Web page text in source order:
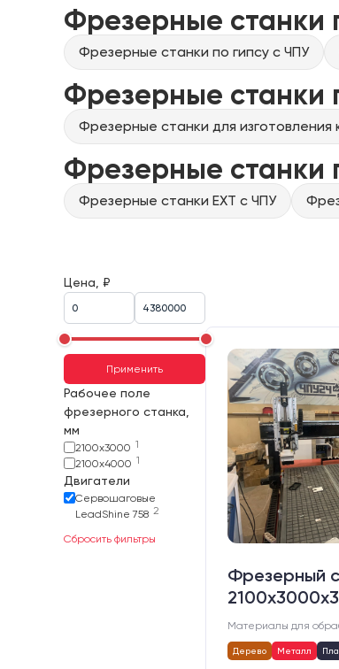
Фрезерные станки
Фрезерные станки по гипсу с ЧПУ
Фрезерные станки
Фрезерные станки для изготовления
Фрезерные станки
Фрезерные станки EXT с ЧПУ
Цена, ₽
Применить
Рабочее поле
фрезерного станка,
мм
2100х3000 1
2100х4000 1
Двигатели
Сервошаговые
LeadShine 758 2
Сбросить фильтры
Фрезерный
Материалы для
Дерево Металл